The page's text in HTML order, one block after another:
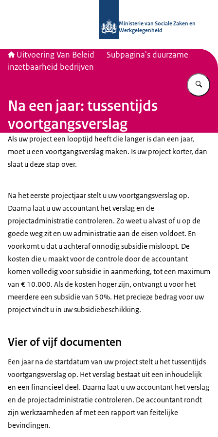
Ministerie van Sociale Zaken en
Werkgelegenheid
Uitvoering Van Beleid
Subpagina's duurzame
inzetbaarheid bedrijven
Na een jaar: tussentijds
voortgangsverslag
Als uw project een looptijd heeft die langer is dan een jaar,
moet u een voortgangsverslag maken. Is uw project korter, dan
slaat u deze stap over.
Na het eerste projectjaar stelt u uw voortgangsverslag op.
Daarna laat u uw accountant het verslag en de
projectadministratie controleren. Zo weet u alvast of u op de
goede weg zit en uw administratie aan de eisen voldoet. En
voorkomt u dat u achteraf onnodig subsidie misloopt. De
kosten die u maakt voor de controle door de accountant
komen volledig voor subsidie in aanmerking, tot een maximum
van € 10.000. Als de kosten hoger zijn, ontvangt u voor het
meerdere een subsidie van 50%. Het precieze bedrag voor uw
project vindt u in uw subsidiebeschikking.
Vier of vijf documenten
Een jaar na de startdatum van uw project stelt u het tussentijds
voortgangsverslag op. Het verslag bestaat uit een inhoudelijk
en een financieel deel. Daarna laat u uw accountant het verslag
en de projectadministratie controleren. De accountant rondt
zijn werkzaamheden af met een rapport van feitelijke
bevindingen.